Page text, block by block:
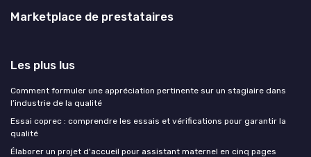
Marketplace de prestataires
Les plus lus
Comment formuler une appréciation pertinente sur un stagiaire dans
l’industrie de la qualité
Essai coprec : comprendre les essais et vérifications pour garantir la
qualité
Élaborer un projet d'accueil pour assistant maternel en cinq pages